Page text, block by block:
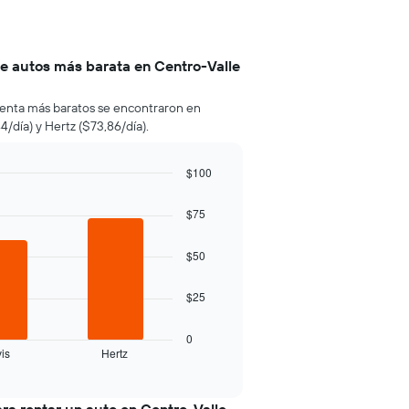
autos más barata en Centro-Valle
más baratos se encontraron en
día) y Hertz ($73,86/día).
Hertz
0
$25
$50
$75
$100